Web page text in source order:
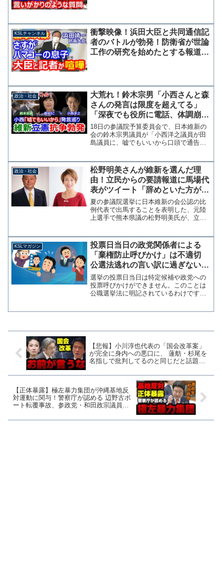
KSLチャンネル
衝撃映像！浜田大臣と共同通信記
者のバトルが勃発！防衛省が世論
工作の研究を始めたとする報道巡
政治・社会
大荒れ！鈴木宗男「小西さんと森
さんの発言は限度を超えてる」
「深夜でも役所に電話、体調崩し
た」質疑が紛糾、小西氏は否定
「感謝の言葉も受けている」
18日の参議院予算委員会で、日本維新の
会の鈴木宗男議員が「小西洋之議員が田
島議員に、嘘でもいいから口頭で通告し
委員長は動画を確認していないとして回
答を避けたが、さらに鈴...
政治・社会
松野明美さんが維新を選んだ理
由！立民からの要請報道に馬場代
表がツイート「辞めといた方がエ
エですよ〜皆んな後悔してます
よ〜」
夏の参議院選挙に日本維新の会公認の比
例代表で出馬することを表明した、元陸
上選手で熊本県議の松野明美氏が、立憲
よると、昨年11月に立憲民主党熊本県連
から出馬要請を受けたこ...
KSLマガジン
投票日当日の政党関係者による
「棄権防止呼びかけ」は不適切
公選法逃れの言い訳に過ぎない
【マガジン109号】
選挙の投票日当日は特定候補や政党への
投票呼びかけができません。このことは
公職選挙法に明記されているわけです
【悲報】小川淳也代表の「国会改革案」
が完全に身内への悪口に、 蓮舫・杉尾を
名指しで批判してるのと同じだと話題に
【正体暴露】極左暴力集団が沖縄基地反
対運動に関与！警察庁が認める 辺野古ボ
ート転覆事故、参政党・和田政宗議員が